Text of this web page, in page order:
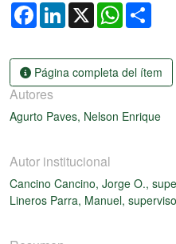
FacebookLinkedIn
X WhatsApp
Página completa del ítem
Autores
Agurto Paves, Nelson Enrique
Autor institucional
Cancino Cancino, Jorge O.,
Lineros Parra, Manuel,